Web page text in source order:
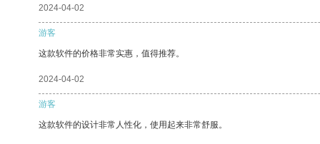
2024-04-02
游客
这款软件的价格非常实惠，值得推荐。
2024-04-02
游客
这款软件的设计非常人性化，使用起来非常舒服。